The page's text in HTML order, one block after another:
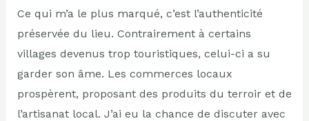
Ce qui m’a le plus marqué, c’est l’authenticité
préservée du lieu. Contrairement à certains
villages devenus trop touristiques, celui-ci a su
garder son âme. Les commerces locaux
prospèrent, proposant des produits du terroir et de
l’artisanat local. J’ai eu la chance de discuter avec